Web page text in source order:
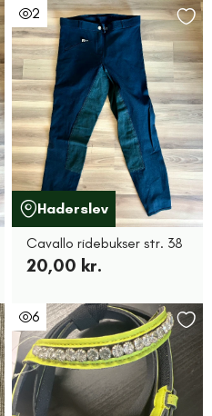
2
Haderslev
Cavallo ridebukser str. 38
20,00 kr.
6